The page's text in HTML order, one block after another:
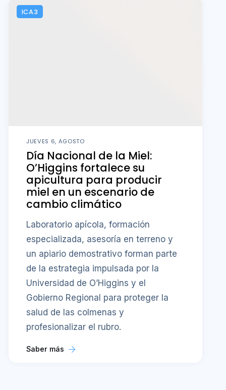
ICA3
JUEVES 6, AGOSTO
Día Nacional de la Miel:
O’Higgins fortalece su
apicultura para producir
miel en un escenario de
cambio climático
Laboratorio apícola, formación
especializada, asesoría en terreno y
un apiario demostrativo forman parte
de la estrategia impulsada por la
Universidad de O’Higgins y el
Gobierno Regional para proteger la
salud de las colmenas y
profesionalizar el rubro.
Saber más